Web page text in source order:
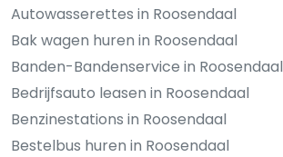
Autowasserettes in Roosendaal
Bak wagen huren in Roosendaal
Banden-Bandenservice in Roosendaal
Bedrijfsauto leasen in Roosendaal
Benzinestations in Roosendaal
Bestelbus huren in Roosendaal